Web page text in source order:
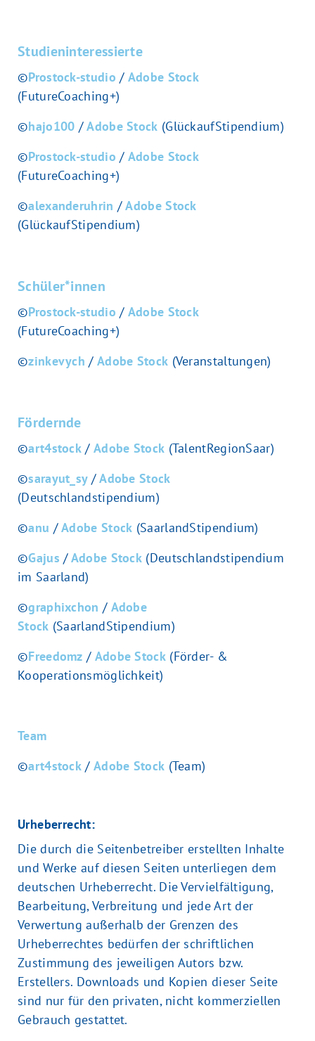
Studieninteressierte
©Prostock-studio/ Adobe Stock
(FutureCoaching+)
©hajo100 /Adobe Stock (GlückaufStipendium)
©Prostock-studio / Adobe Stock
(FutureCoaching+)
©alexanderuhrin /Adobe Stock
(GlückaufStipendium)
Schüler*innen
©Prostock-studio / Adobe Stock
(FutureCoaching+)
©zinkevych / Adobe Stock (Veranstaltungen)
Fördernde
©art4stock / Adobe Stock (TalentRegionSaar)
©sarayut_sy /Adobe Stock
(Deutschlandstipendium)
©anu /Adobe Stock (SaarlandStipendium)
©Gajus/Adobe Stock (Deutschlandstipendium
im Saarland)
©graphixchon / Adobe
Stock (SaarlandStipendium)
©Freedomz / Adobe Stock(Förder- &
Kooperationsmöglichkeit)
Team
©art4stock / Adobe Stock (Team)
Urheberrecht:
Die durch die Seitenbetreiber erstellten Inhalte
und Werke auf diesen Seiten unterliegen dem
deutschen Urheberrecht. Die Vervielfältigung,
Bearbeitung, Verbreitung und jede Art der
Verwertung außerhalb der Grenzen des
Urheberrechtes bedürfen der schriftlichen
Zustimmung des jeweiligen Autors bzw.
Erstellers. Downloads und Kopien dieser Seite
sind nur für den privaten, nicht kommerziellen
Gebrauch gestattet.